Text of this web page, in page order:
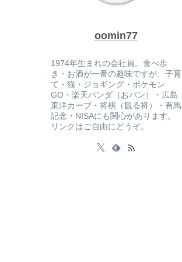
oomin77
1974年生まれの会社員。食べ歩
き・お酒が一番の趣味ですが、子育
て・猫・ジョギング・ポケモン
GO・楽天パンダ（おパン）・広島
東洋カープ・将棋（観る将）・有馬
記念・NISAにも関心があります。
リンクはご自由にどうぞ。